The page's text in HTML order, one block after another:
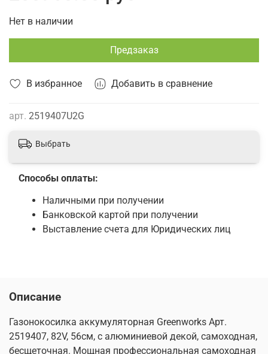
В избранное Добавить в сравнение
арт. 2519407U2G
Нет в наличии
Предзаказ
Выбрать
Способы оплаты:
Наличными при получении
Банковской картой при получении
Выставление счета для Юридических лиц
Описание
Газонокосилка аккумуляторная Greenworks Арт.
2519407, 82V, 56см, с алюминиевой декой, самоходная,
бесщеточная. Мощная профессиональная самоходная